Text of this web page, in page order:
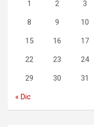
1 2 3
8 9 10
15 16 17
22 23 24
29 30 31
« Dic